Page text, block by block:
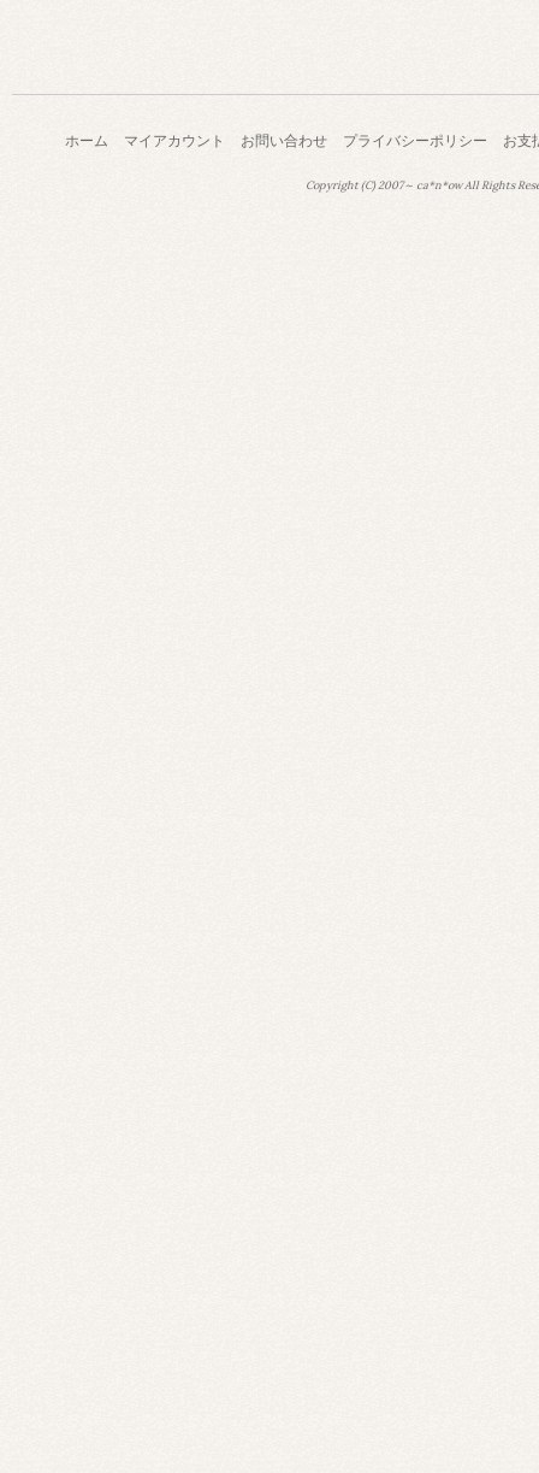
ホーム マイアカウント お問い合わせ プライバシーポリシー お支
Copyright (C) 2007～ ca*n*ow All Rights